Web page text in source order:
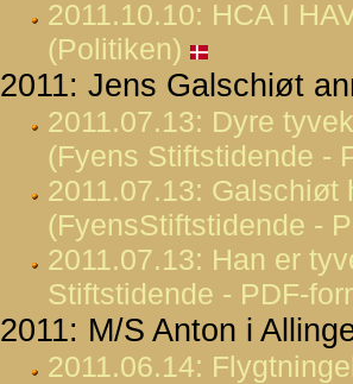
2011.10.10: HCA I
(Politiken)
2011: Jens Galschiøt
2011.07.13: Dyre
(Fyens Stiftstidende -
2011.07.13:
(FyensStiftstidende -
2011.07.13: Han er
Stiftstidende - PDF-
2011: M/S Anton i
2011.06.14: